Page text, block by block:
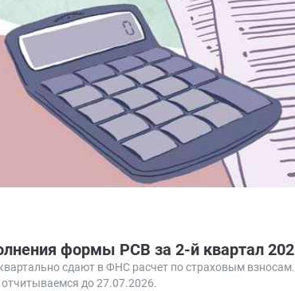
формы РСВ за 2-й квартал
сдают в ФНС расчет по страховым
отчитываемся до 27.07.2026.